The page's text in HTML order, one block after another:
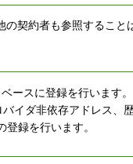
の契約者も参照すること
ースに登録を行います
イダ非依存アドレス、
録を行います。